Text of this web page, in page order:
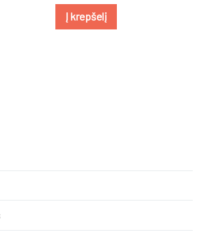
Į krepšelį